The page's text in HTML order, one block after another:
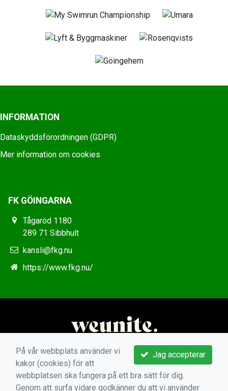
INFORMATION
Dataskyddsförordningen (GDPR)
Mer information om cookies
FK GÖINGARNA
Tågaröd 1180
289 71 Sibbhult
kansli@fkg.nu
https://www.fkg.nu/
Jag accepterar
På vår webbplats använder vi
kakor (cookies) för att
webbplatsen ska fungera på ett bra sätt för dig.
Genom att surfa vidare godkänner du att vi använder